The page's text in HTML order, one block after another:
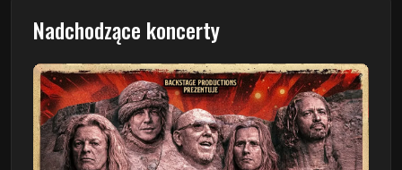
Nadchodzące koncerty